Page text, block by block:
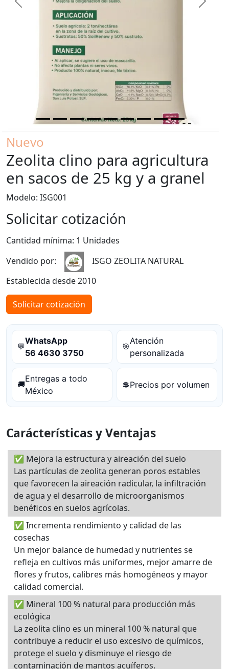
Previous Next
Nuevo
Zeolita clino para agricultura
en sacos de 25 kg y a granel
Modelo: ISG001
Solicitar cotización
Cantidad mínima: 1 Unidades
Vendido por:
ISGO ZEOLITA NATURAL
Establecida desde 2010
Solicitar cotización
💬
WhatsApp
56 4630 3750
🎯
Atención
personalizada
🚚
Entregas a todo
México
💲Precios por volumen
Carácterísticas y Ventajas
✅ Mejora la estructura y aireación del suelo
Las partículas de zeolita generan poros estables
que favorecen la aireación radicular, la infiltración
de agua y el desarrollo de microorganismos
benéficos en suelos agrícolas.
✅ Incrementa rendimiento y calidad de las
cosechas
Un mejor balance de humedad y nutrientes se
refleja en cultivos más uniformes, mejor amarre de
flores y frutos, calibres más homogéneos y mayor
calidad comercial.
✅ Mineral 100 % natural para producción más
ecológica
La zeolita clino es un mineral 100 % natural que
contribuye a reducir el uso excesivo de químicos,
protege el suelo y disminuye el riesgo de
contaminación de mantos acuíferos.